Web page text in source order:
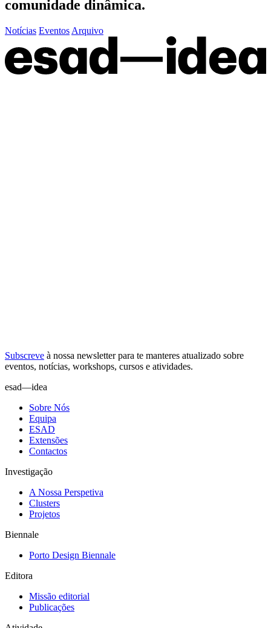
comunidade dinâmica.
Notícias Eventos Arquivo
Subscreve à nossa newsletterpara te manteres atualizado sobre
eventos, notícias, workshops, cursos e atividades.
esad—idea
Sobre Nós
Equipa
ESAD
Extensões
Contactos
Investigação
A Nossa Perspetiva
Clusters
Projetos
Biennale
Porto Design Biennale
Editora
Missão editorial
Publicações